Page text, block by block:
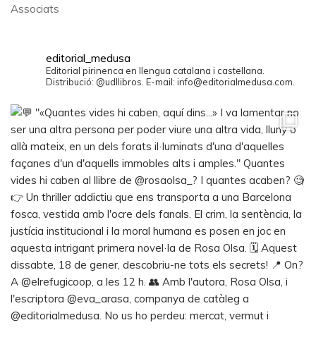
Associats
editorial_medusa
Editorial pirinenca en llengua catalana i castellana.
Distribució: @udllibros. E-mail: info@editorialmedusa.com.